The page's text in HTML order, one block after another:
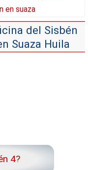
del Sisbén
Suaza Huila
4?